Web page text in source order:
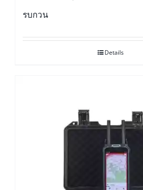
รบกวน
Details